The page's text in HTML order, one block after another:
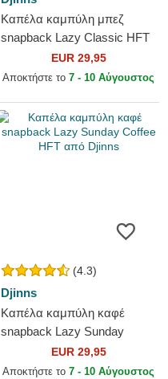
Καπέλα καμπύλη μπεζ
snapback Lazy Classic HFT
από DjinnsEUR 29,95
Αποκτήστε το 7 - 10 Αύγουστος
(4.3)
Djinns
Καπέλα καμπύλη καφέ
snapback Lazy Sunday
Coffee HFT από Djinns
EUR 29,95
Αποκτήστε το 7 - 10 Αύγουστος